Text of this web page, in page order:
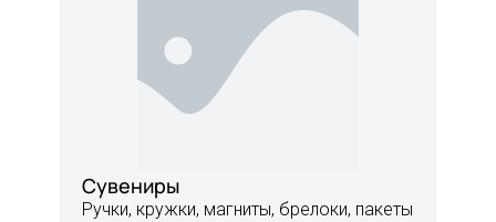
Сувениры
Ручки, кружки, магниты, брелоки, пакеты